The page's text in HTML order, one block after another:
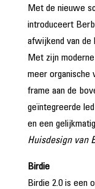
Met de nieuwe
introduceert
afwijkend van de
Met zijn
meer organische
frame aan de
geïntegreerde
en een
Huisdesign van
Birdie
Birdie 2.0 is een